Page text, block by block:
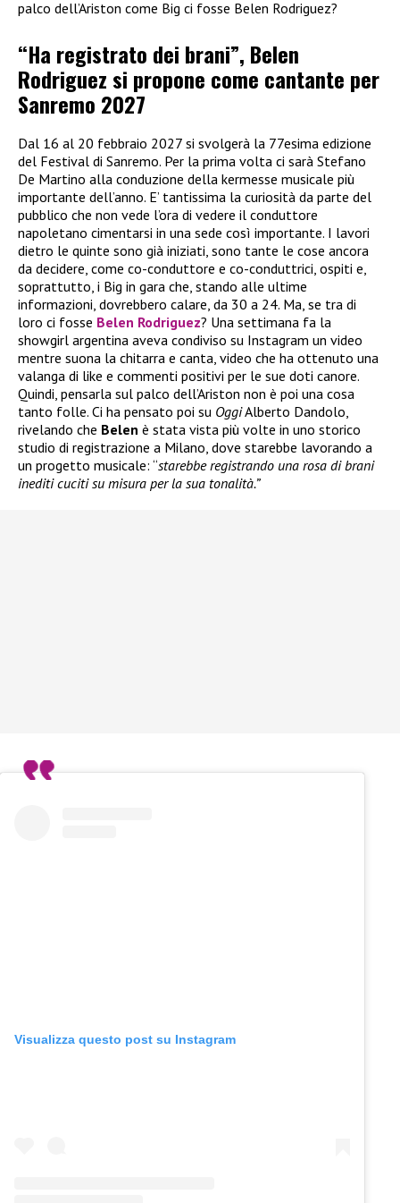
palco dell’Ariston come Big ci fosse Belen Rodriguez?
“Ha registrato dei brani”, Belen
Rodriguez si propone come cantante per
Sanremo 2027
Dal 16 al 20 febbraio 2027 si svolgerà la 77esima edizione
del Festival di Sanremo. Per la prima volta ci sarà Stefano
De Martino alla conduzione della kermesse musicale più
importante dell’anno. E’ tantissima la curiosità da parte del
pubblico che non vede l’ora di vedere il conduttore
napoletano cimentarsi in una sede così importante. I lavori
dietro le quinte sono già iniziati, sono tante le cose ancora
da decidere, come co-conduttore e co-conduttrici, ospiti e,
soprattutto, i Big in gara che, stando alle ultime
informazioni, dovrebbero calare, da 30 a 24. Ma, se tra di
loro ci fosse Belen Rodriguez? Una settimana fa la
showgirl argentina aveva condiviso su Instagram un video
mentre suona la chitarra e canta, video che ha ottenuto una
valanga di like e commenti positivi per le sue doti canore.
Quindi, pensarla sul palco dell’Ariston non è poi una cosa
tanto folle. Ci ha pensato poi su OggiAlberto Dandolo,
rivelando che Belen è stata vista più volte in uno storico
studio di registrazione a Milano, dove starebbe lavorando a
un progetto musicale: “starebbe registrando una rosa di brani
inediti cuciti su misura per la sua tonalità.”
Visualizza questo post su Instagram